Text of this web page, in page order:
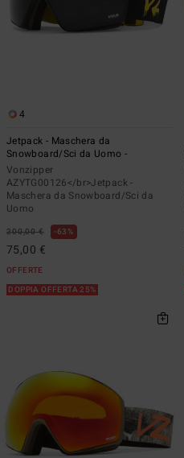
4
Jetpack - Maschera da
Snowboard/Sci da Uomo -
Vonzipper
AZYTG00126</br>Jetpack -
Maschera da Snowboard/Sci da
Uomo
200,00 € 63%
75,00 €
OFFERTE
DOPPIA OFFERTA 25%